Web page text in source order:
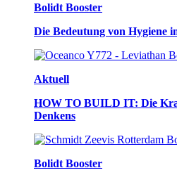
Bolidt Booster
Die Bedeutung von Hygiene
Aktuell
HOW TO BUILD IT: Die
Denkens
Bolidt Booster